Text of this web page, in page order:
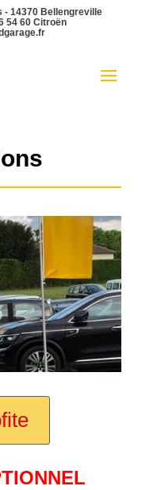
- 14370 Bellengreville
54 60 Citroën